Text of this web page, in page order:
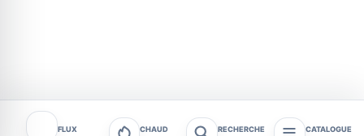
FLUX CHAUD RECHERCHE CATALOGUE